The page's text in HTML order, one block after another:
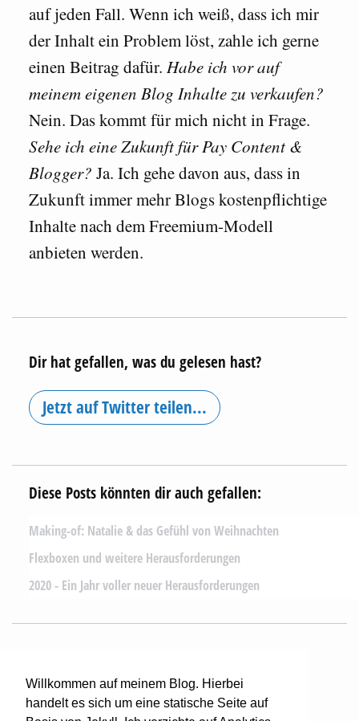
Willkommen auf meinem Blog. Hierbei
handelt es sich um eine statische Seite auf
auf jeden Fall. Wenn ich weiß, dass ich mir
der Inhalt ein Problem löst, zahle ich gerne
einen Beitrag dafür. Habe ich vor auf
meinem eigenen Blog Inhalte zu verkaufen?
Nein. Das kommt für mich nicht in Frage.
Sehe ich eine Zukunft für Pay Content &
Blogger? Ja. Ich gehe davon aus, dass in
Zukunft immer mehr Blogs kostenpflichtige
Inhalte nach dem Freemium-Modell
anbieten werden.
Dir hat gefallen, was du gelesen hast?
Jetzt auf Twitter teilen...
Diese Posts könnten dir auch gefallen:
Making-of: Natalie & das Gefühl von Weihnachten
Flexboxen und weitere Herausforderungen
2020 - Ein Jahr voller neuer Herausforderungen
Ich blogge hier seit 2011.